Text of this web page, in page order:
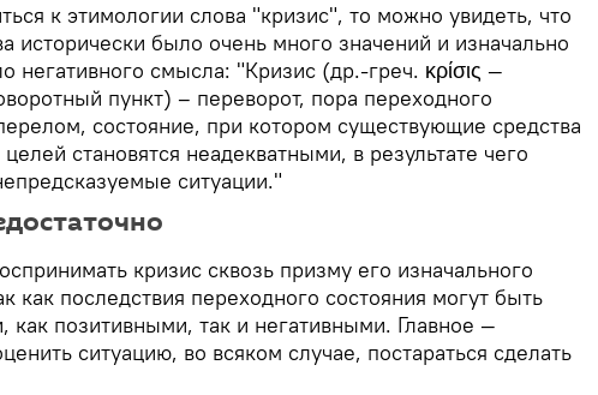
к этимологии слова "кризис", то можно увидеть, что
исторически было очень много значений и изначально
негативного смысла: "Кризис (др.-греч. κρίσις —
пункт) – переворот, пора переходного
состояние, при котором существующие средства
становятся неадекватными, в результате чего
ситуации."
кризис сквозь призму его изначального
как последствия переходного состояния могут быть
как позитивными, так и негативными. Главное —
ситуацию, во всяком случае, постараться сделать